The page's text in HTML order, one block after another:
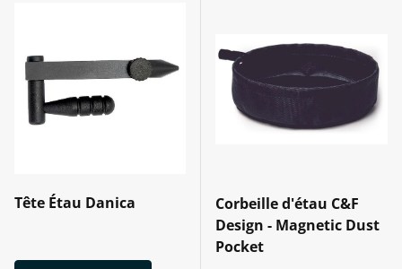
Tête Étau Danica
Corbeille d'étau C&F
Design - Magnetic Dust
Pocket